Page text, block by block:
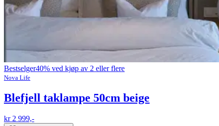
Bestselger40% ved kjøp av 2 eller flere
Nova Life
Blefjell taklampe 50cm beige
kr 2 999,-